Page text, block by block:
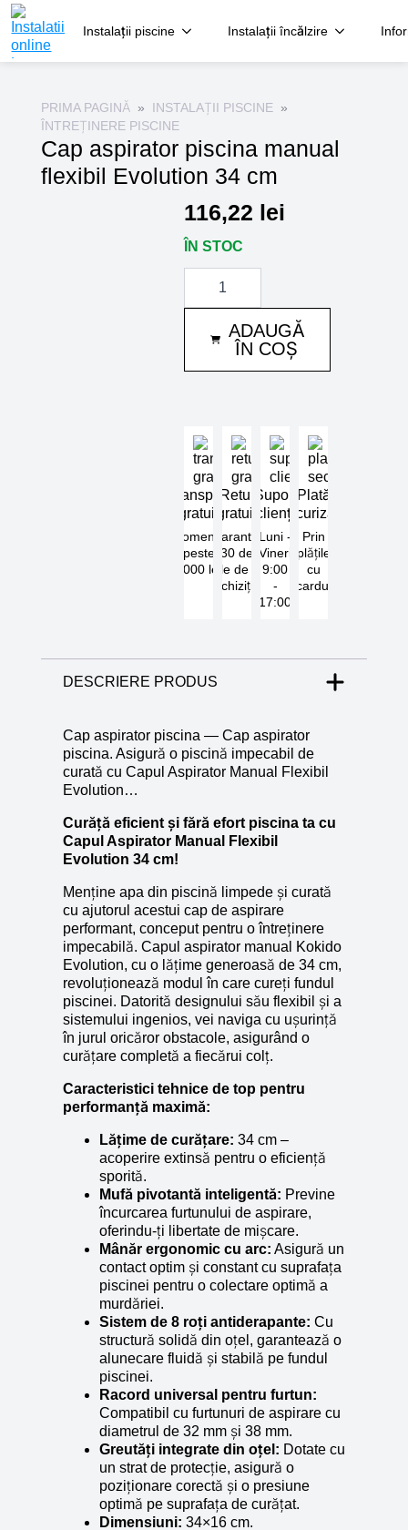
Instalații piscine Instalații încălzire
PRIMA PAGINĂ
INSTALAȚII PISCINE
ÎNTREȚINERE PISCINE
Cap aspirator piscina manual
flexibil Evolution 34 cm
116,22 lei
ÎN STOC
Cantitate
manual
flexibil
34
ADAUGĂ
ÎN COȘ
Transport
gratuit
Comenzi
peste
5000 lei
Retur
gratuit
Garantat
30 de
zile de la
achiziție
Suport
clienți
Luni -
Vineri
9:00
-
17:00
Plată
securizată
Prin
plățile
cu
cardul
DESCRIERE PRODUS
Cap aspirator piscina — Cap aspirator
piscina. Asigură o piscină impecabil de
curată cu Capul Aspirator Manual Flexibil
Evolution…
Curăță eficient și fără efort piscina ta cu
Capul Aspirator Manual Flexibil
Evolution 34 cm!
Menține apa din piscină limpede și curată
cu ajutorul acestui cap de aspirare
performant, conceput pentru o întreținere
impecabilă. Capul aspirator manual Kokido
Evolution, cu o lățime generoasă de 34 cm,
revoluționează modul în care cureți fundul
piscinei. Datorită designului său flexibil și a
sistemului ingenios, vei naviga cu ușurință
în jurul oricăror obstacole, asigurând o
curățare completă a fiecărui colț.
Caracteristici tehnice de top pentru
performanță maximă:
Lățime de curățare: 34 cm –
acoperire extinsă pentru o eficiență
sporită.
Mufă pivotantă inteligentă: Previne
încurcarea furtunului de aspirare,
oferindu-ți libertate de mișcare.
Mânăr ergonomic cu arc: Asigură un
contact optim și constant cu suprafața
piscinei pentru o colectare optimă a
murdăriei.
Sistem de 8 roți antiderapante: Cu
structură solidă din oțel, garantează o
alunecare fluidă și stabilă pe fundul
piscinei.
Racord universal pentru furtun:
Compatibil cu furtunuri de aspirare cu
diametrul de 32 mm și 38 mm.
Greutăți integrate din oțel: Dotate cu
un strat de protecție, asigură o
poziționare corectă și o presiune
optimă pe suprafața de curățat.
Dimensiuni: 34×16 cm.